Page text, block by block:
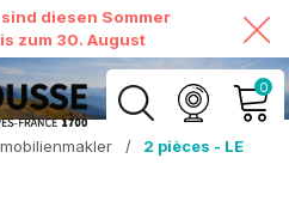
diesen Sommer
zum 30. August
0
MEIN KONTO
/
2 pièces - LE